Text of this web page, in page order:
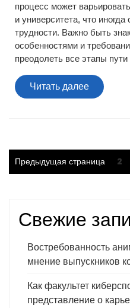
процесс может
и университета, что
трудности. Важно быть
особенностями и
преодолеть все этапы
Читать далееЧитать
далее
Пагинация
записей
Предыдущая страница 2
Свежие
Востребованность
мнение выпускников
Как факультет
представление о